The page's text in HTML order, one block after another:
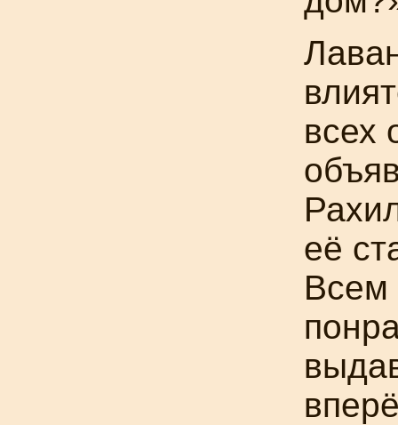
всех
её
Всем